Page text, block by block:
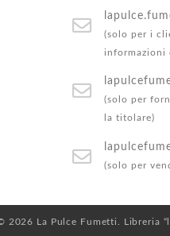
(solo per i
informazioni
(solo per
la titolare)
(solo per
La Pulce Fumetti. Libreria